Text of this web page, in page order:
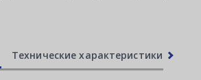
Технические характеристики